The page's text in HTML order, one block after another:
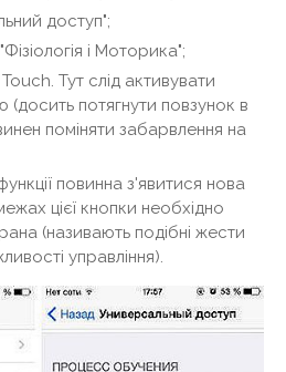
доступ";
і Моторика";
Touch. Тут слід активувати
(досить потягнути повзунок в
поміняти забарвлення на
функції повинна з'явитися нова
цієї кнопки необхідно
(називають подібні жести
управління).